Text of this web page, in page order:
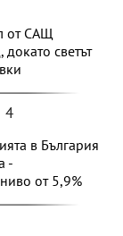
от САЩ
светът
4
в България
-
от 5,9%